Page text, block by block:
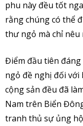
phu này đều tốt
rằng chúng có thể
thư ngỏ mà chỉ nêu
Điểm đầu tiên
ngỏ đề nghị đối với
cộng sản đều đã
Nam trên Biển
tranh thủ sự ủng hộ